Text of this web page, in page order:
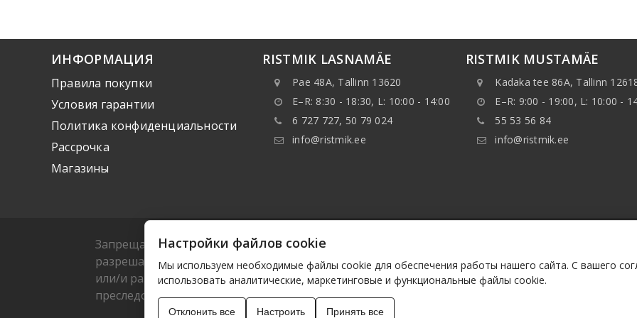
ИНФОРМАЦИЯ
Правила покупки
Условия гарантии
Политика конфиденциальности
Рассрочка
Mагазины
RISTMIK LASNAMÄE
Pae 48A, Tallinn 13620
E–R: 8:30 - 18:30, L: 10:00 - 14:00
6 727 727, 50 79 024
info@ristmik.ee
RISTMIK MUSTAMÄE
Kadaka tee 86A, Tallinn
E–R: 9:00 - 19:00, L: 10:00 -
55 53 56 84
info@ristmik.ee
Запрещается копировать какие-либо данные, указанные на веб-сайте, в особенности,
разрешается копировать или распространять данные или базы данных без предварительного
или/и разрешать такие действия третьим лицам. Такие действия будут расцениваться как
преследоваться согласно действующему законодательству.
Настройки файлов cookie
Мы используем необходимые файлы cookie для обеспечения работы нашего сайта. С вашего
использовать аналитические, маркетинговые и функциональные файлы cookie.
Отклонить все Настроить Принять все